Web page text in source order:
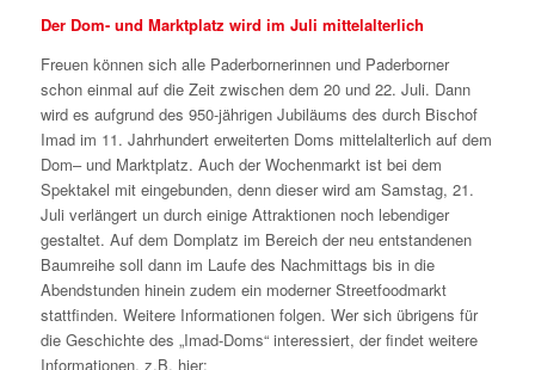
Der Dom- und Marktplatz wird im Juli mittelalterlich
Freuen können sich alle Paderbornerinnen und Paderborner
schon einmal auf die Zeit zwischen dem 20 und 22. Juli. Dann
wird es aufgrund des 950-jährigen Jubiläums des durch Bischof
Imad im 11. Jahrhundert erweiterten Doms mittelalterlich auf dem
Dom– und Marktplatz. Auch der Wochenmarkt ist bei dem
Spektakel mit eingebunden, denn dieser wird am Samstag, 21.
Juli verlängert un durch einige Attraktionen noch lebendiger
gestaltet. Auf dem Domplatz im Bereich der neu entstandenen
Baumreihe soll dann im Laufe des Nachmittags bis in die
Abendstunden hinein zudem ein moderner Streetfoodmarkt
stattfinden. Weitere Informationen folgen. Wer sich übrigens für
die Geschichte des „Imad-Doms“ interessiert, der findet weitere
Informationen, z.B. hier: